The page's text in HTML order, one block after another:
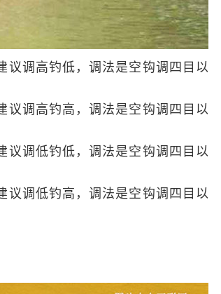
议调高钓低，调法是空钩调四目以
议调高钓高，调法是空钩调四目以
议调低钓低，调法是空钩调四目以
议调低钓高，调法是空钩调四目以